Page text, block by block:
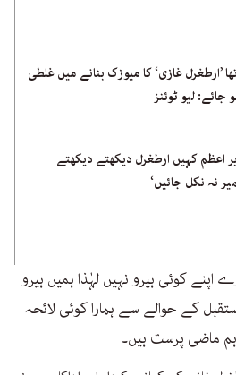
’ارطغرل غازی‘ کا میوزک بنانے میں غلطی
جائے: لیو ٹوئنز
اعظم کہیں ارطغرل دیکھتے دیکھتے
نہ نکل جائیں‘
اپنے کوئی ہیرو نہیں لہٰذا ہمیں ہیرو
کے حوالے سے ہمارا کوئی لائحہ
ماضی پرست ہیں۔